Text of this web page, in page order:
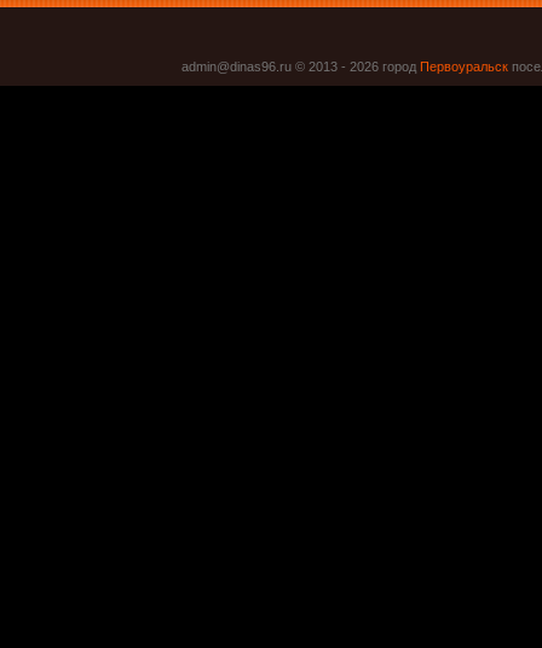
admin@dinas96.ru © 2013 - 2026 город Первоуральск